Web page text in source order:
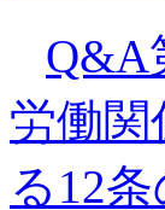
Q&A
労働
る12